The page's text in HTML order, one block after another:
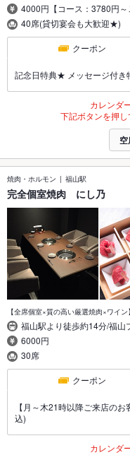
4000円【コース：3780円～
40席(貸切宴会も大歓迎★)
クーポン
記念日特典★ メッセージ付き
カレンダ
下記ボタンを押し
焼肉・ホルモン 福山駅
完全個室焼肉 にし乃
【全席個室×質の高い厳選焼肉×ワイン】
福山駅より徒歩約14分/福
6000円
30席
クーポン
【月～木21時以降ご来店の
込)
カレンダ